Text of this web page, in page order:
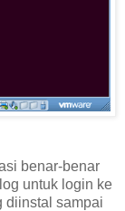
benar-benar
untuk login ke
diinstal sampai